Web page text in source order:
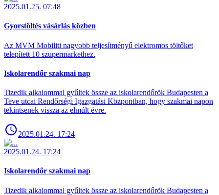
2025.01.25. 07:48
Gyorstöltés vásárlás közben
Az MVM Mobiliti nagyobb teljesítményű elektromos töltőket
telepített 10 szupermarkethez.
Iskolarendőr szakmai nap
Tizedik alkalommal gyűltek össze az iskolarendőrök Budapesten a
Teve utcai Rendőrségi Igazgatási Központban, hogy szakmai napon
tekintsenek vissza az elmúlt évre.
2025.01.24. 17:24
2025.01.24. 17:24
Iskolarendőr szakmai nap
Tizedik alkalommal gyűltek össze az iskolarendőrök Budapesten a